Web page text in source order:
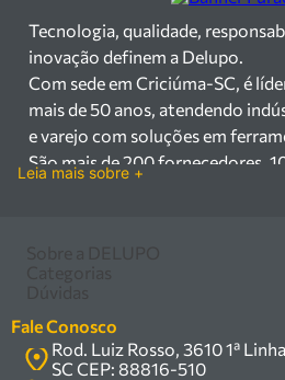
Tecnologia, qualidade,
inovação definem a Delupo.
Com sede em Criciúma-SC, é
mais de 50 anos, atendendo
e varejo com soluções em
São mais de 200 fornecedores,
equipamentos industriais no Sul
Criciúma – SC, atendemos os
setores industrial e varejista
produtos à pronta entrega.
Leia mais sobre +
Marcas
Política de privacidade
Serra circular
Compressor
Como comprar
Central de ajuda
Troca, devolução e garantia
Fale Conosco
Rod. Luiz Rosso, 3610 1ª
SC CEP: 88816-510